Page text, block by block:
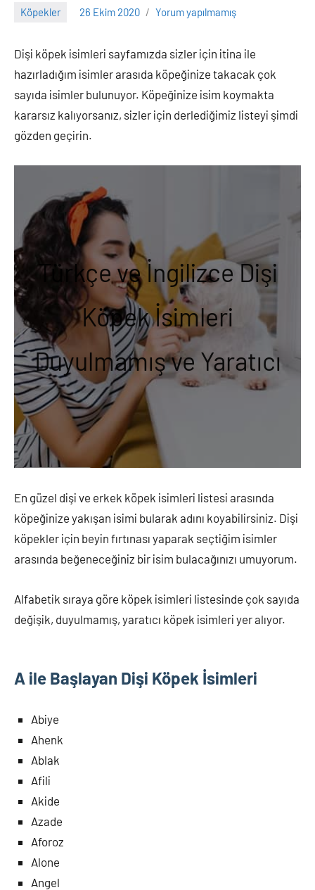
Köpekler 26 Ekim 2020
Adem
Yorum yapılmamış
Dişi köpek isimleri sayfamızda sizler için itina ile
hazırladığım isimler arasıda köpeğinize takacak çok
sayıda isimler bulunuyor. Köpeğinize isim koymakta
kararsız kalıyorsanız, sizler için derlediğimiz listeyi şimdi
gözden geçirin.
Türkçe ve İngilizce Dişi
Köpek İsimleri
Duyulmamış ve Yaratıcı
En güzel dişi ve erkek köpek isimleri listesi arasında
köpeğinize yakışan isimi bularak adını koyabilirsiniz. Dişi
köpekler için beyin fırtınası yaparak seçtiğim isimler
arasında beğeneceğiniz bir isim bulacağınızı umuyorum.
Alfabetik sıraya göre köpek isimleri listesinde çok sayıda
değişik, duyulmamış, yaratıcı köpek isimleri yer alıyor.
A ile Başlayan Dişi Köpek İsimleri
Abiye
Ahenk
Ablak
Afili
Akide
Azade
Aforoz
Alone
Angel